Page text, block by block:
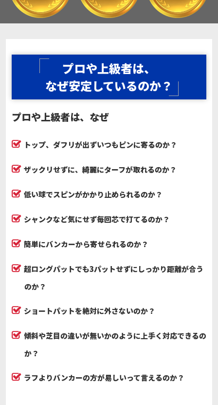
プロや上級者は、
なぜ安定しているのか？
プロや上級者は、なぜ
トップ、 ダフリが出ずいつもピンに寄るのか？
ザックリせずに、綺麗にターフが取れるのか？
低い球でスピンがかかり止められるのか？
シャンクなど気にせず毎回芯で打てるのか？
簡単にバンカーから寄せられるのか？
超ロングパットでも3パットせずにしっかり距離が合う
のか？
ショートパットを絶対に外さないのか？
傾斜や芝目の違いが無いかのように上手く対応できるの
か？
ラフよりバンカーの方が易しいって言えるのか？